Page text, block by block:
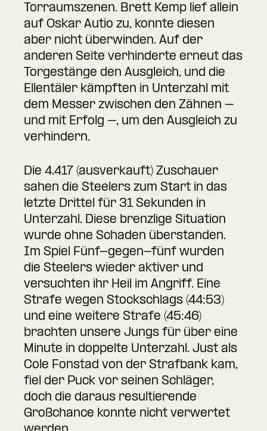
Torraumszenen. Brett Kemp lief allein
auf Oskar Autio zu, konnte diesen
aber nicht überwinden. Auf der
anderen Seite verhinderte erneut das
Torgestänge den Ausgleich, und die
Ellentäler kämpften in Unterzahl mit
dem Messer zwischen den Zähnen –
und mit Erfolg –, um den Ausgleich zu
verhindern.
Die 4.417 (ausverkauft) Zuschauer
sahen die Steelers zum Start in das
letzte Drittel für 31 Sekunden in
Unterzahl. Diese brenzlige Situation
wurde ohne Schaden überstanden.
Im Spiel Fünf-gegen-fünf wurden
die Steelers wieder aktiver und
versuchten ihr Heil im Angriff. Eine
Strafe wegen Stockschlags (44:53)
und eine weitere Strafe (45:46)
brachten unsere Jungs für über eine
Minute in doppelte Unterzahl. Just als
Cole Fonstad von der Strafbank kam,
fiel der Puck vor seinen Schläger,
doch die daraus resultierende
Großchance konnte nicht verwertet